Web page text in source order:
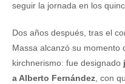
seguir la jornada en los
Dos años después, tras el
Massa alcanzó su momento
kirchnerismo: fue designado
a Alberto Fernández , con